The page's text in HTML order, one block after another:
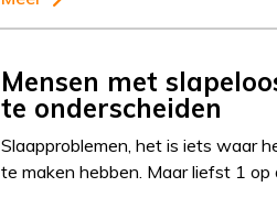
Mensen met
te onderscheiden
Slaapproblemen, het is iets waar
te maken hebben. Maar liefst 1 op